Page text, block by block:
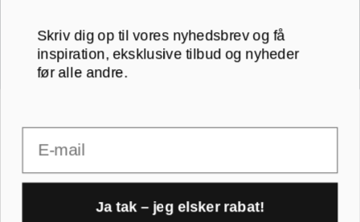
© 2026 Printogrammer.dk
Pay
Skriv dig op til vores nyhedsbrev og få
inspiration, eksklusive tilbud og nyheder
før alle andre.
Ja tak – jeg elsker rabat!